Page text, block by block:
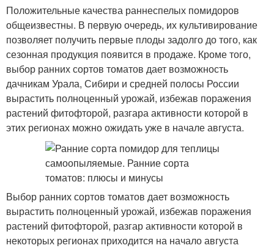
Положительные качества раннеспелых помидоров
общеизвестны. В первую очередь, их культивирование
позволяет получить первые плоды задолго до того, как
сезонная продукция появится в продаже. Кроме того,
выбор ранних сортов томатов дает возможность
дачникам Урала, Сибири и средней полосы России
вырастить полноценный урожай, избежав поражения
растений фитофторой, разгара активности которой в
этих регионах можно ожидать уже в начале августа.
Выбор ранних сортов томатов дает возможность
вырастить полноценный урожай, избежав поражения
растений фитофторой, разгар активности которой в
некоторых регионах приходится на начало августа